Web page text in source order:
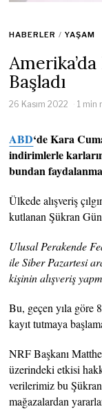
HABERLER / YAŞAM
Başladı
26 Kasım 2022 1 min
ABD‘de Kara
indirimlerle
bundan
Ülkede alışveriş
kutlanan Şükran
Ulusal Perakende
ile Siber Pazartesi
kişinin alışveriş
Bu, geçen yıla göre
kayıt tutmaya
NRF Başkanı
üzerindeki etkisi
verilerimiz bu
mağazalardan